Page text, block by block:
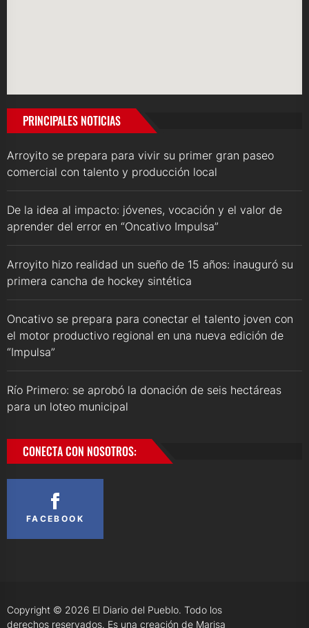
PRINCIPALES NOTICIAS
Arroyito se prepara para vivir su primer gran paseo
comercial con talento y producción local
De la idea al impacto: jóvenes, vocación y el valor de
aprender del error en “Oncativo Impulsa”
Arroyito hizo realidad un sueño de 15 años: inauguró su
primera cancha de hockey sintética
Oncativo se prepara para conectar el talento joven con
el motor productivo regional en una nueva edición de
“Impulsa”
Río Primero: se aprobó la donación de seis hectáreas
para un loteo municipal
CONECTA CON NOSOTROS:
FACEBOOK
Copyright © 2026 El Diario del Pueblo. Todo los
derechos reservados. Es una creación de Marisa